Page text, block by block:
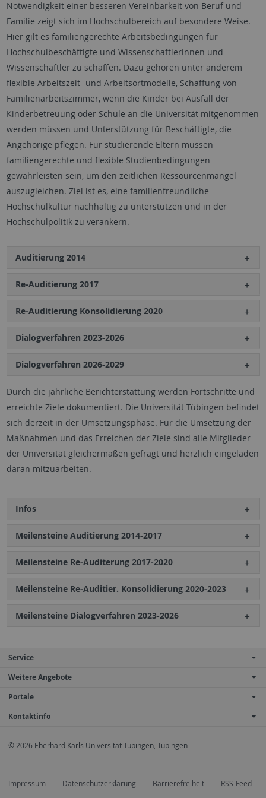
Notwendigkeit einer besseren Vereinbarkeit von Beruf und
Familie zeigt sich im Hochschulbereich auf besondere Weise.
Hier gilt es familiengerechte Arbeitsbedingungen für
Hochschulbeschäftigte und Wissenschaftlerinnen und
Wissenschaftler zu schaffen. Dazu gehören unter anderem
flexible Arbeitszeit- und Arbeitsortmodelle, Schaffung von
Familienarbeitszimmer, wenn die Kinder bei Ausfall der
Kinderbetreuung oder Schule an die Universität mitgenommen
werden müssen und Unterstützung für Beschäftigte, die
Angehörige pflegen. Für studierende Eltern müssen
familiengerechte und flexible Studienbedingungen
gewährleisten sein, um den zeitlichen Ressourcenmangel
auszugleichen. Ziel ist es, eine familienfreundliche
Hochschulkultur nachhaltig zu unterstützen und in der
Hochschulpolitik zu verankern.
Auditierung 2014
Re-Auditierung 2017
Re-Auditierung Konsolidierung 2020
Dialogverfahren 2023-2026
Dialogverfahren 2026-2029
Durch die jährliche Berichterstattung werden Fortschritte und
erreichte Ziele dokumentiert. Die Universität Tübingen befindet
sich derzeit in der Umsetzungsphase. Für die Umsetzung der
Maßnahmen und das Erreichen der Ziele sind alle Mitglieder
der Universität gleichermaßen gefragt und herzlich eingeladen
daran mitzuarbeiten.
Infos
Meilensteine Auditierung 2014-2017
Meilensteine Re-Auditerung 2017-2020
Meilensteine Re-Auditier. Konsolidierung 2020-2023
Meilensteine Dialogverfahren 2023-2026
Service
Weitere Angebote
Portale
Kontaktinfo
© 2026 Eberhard Karls Universität Tübingen, Tübingen
Impressum Datenschutzerklärung Barrierefreiheit RSS-Feed